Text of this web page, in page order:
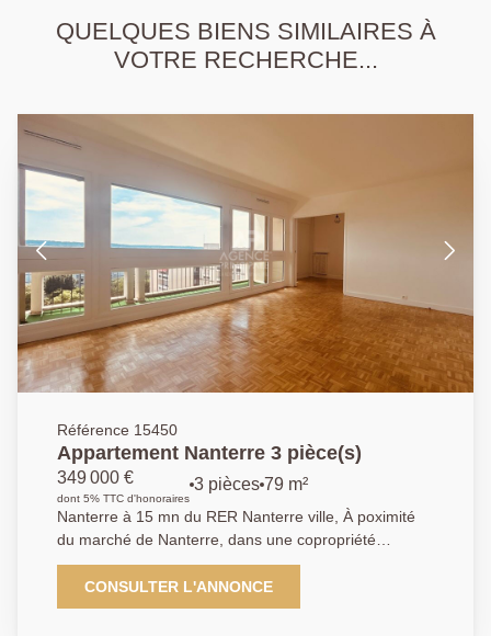
QUELQUES BIENS SIMILAIRES À
VOTRE RECHERCHE...
Référence 15450
Appartement Nanterre 3 pièce(s)
349 000 €
dont 5% TTC d'honoraires
3 pièces 79 m²
Nanterre à 15 mn du RER Nanterre ville, À poximité
du marché de Nanterre, dans une copropriété
familiale avec gardien, pocédant de nombreux
espaces verts. Cet appartement traversant de 79 m²
d'une très belle luminosité. Il se compose d'une belle
CONSULTER L'ANNONCE